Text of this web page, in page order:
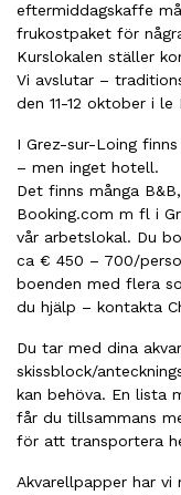
eftermiddagskaffe
frukostpaket för
Kurslokalen ställer
Vi avslutar –
den 11-12 oktober i le
I Grez-sur-Loing
– men inget hotell.
Det finns många
Booking.com m fl i
vår arbetslokal. Du
ca € 450 – 700/
boenden med flera
du hjälp – kontakta
Du tar med dina
skissblock/
kan behöva. En lista
får du tillsammans
för att transportera
Akvarellpapper har